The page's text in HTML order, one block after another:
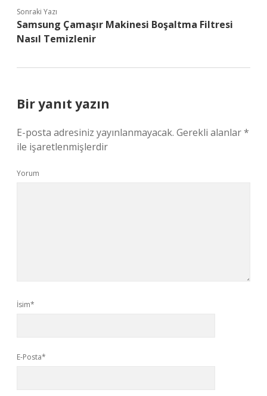
Sonraki Yazı
Samsung Çamaşır Makinesi Boşaltma Filtresi
Nasıl Temizlenir
Bir yanıt yazın
E-posta adresiniz yayınlanmayacak. Gerekli alanlar*
ile işaretlenmişlerdir
Yorum
İsim*
E-Posta*